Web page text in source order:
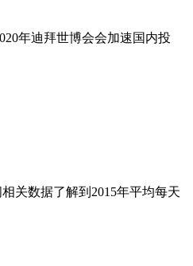
年迪拜世博会会加速国内投
关数据了解到2015年平均每天